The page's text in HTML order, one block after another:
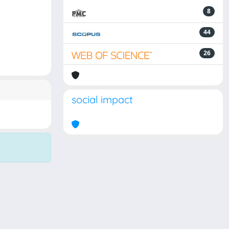
8
44
26
social impact